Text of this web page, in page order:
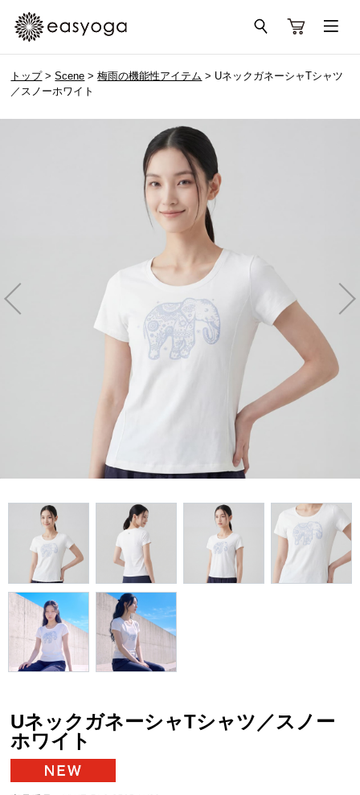
トップ>Scene >梅雨の機能性アイテム > UネックガネーシャTシャツ
／スノーホワイト
UネックガネーシャTシャツ／スノー
ホワイト